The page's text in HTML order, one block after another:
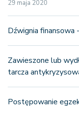
29 maja 2020
Dźwignia finansowa
Zawieszone lub
tarcza
Postępowanie